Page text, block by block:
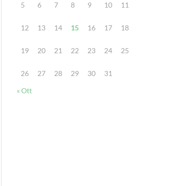
5 6 7 8 9 10 11
12 13 14 15 16 17 18
19 20 21 22 23 24 25
26 27 28 29 30
31
« Ott